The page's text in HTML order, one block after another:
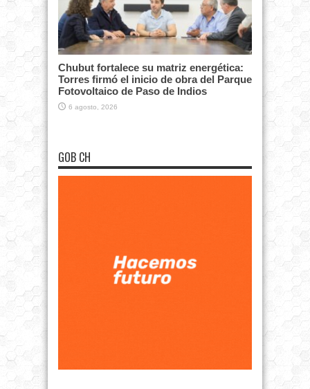
Chubut fortalece su matriz energética:
Torres firmó el inicio de obra del Parque
Fotovoltaico de Paso de Indios
6 agosto, 2026
GOB CH